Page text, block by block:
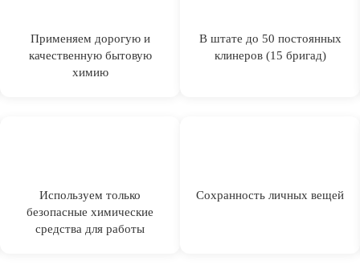
Применяем дорогую и
качественную бытовую
химию
В штате до 50 постоянных
клинеров (15 бригад)
Используем только
безопасные химические
средства для работы
Сохранность личных вещей